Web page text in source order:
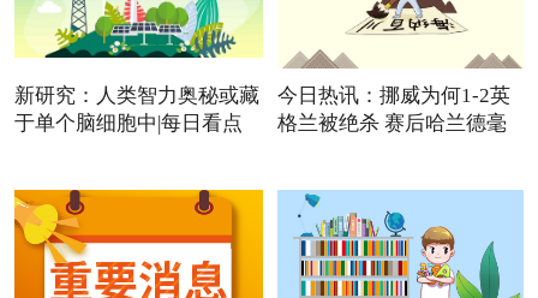
新研究：人类智力奥秘或藏
于单个脑细胞中|每日看点
今日热讯：挪威为何1-2英
格兰被绝杀 赛后哈兰德毫